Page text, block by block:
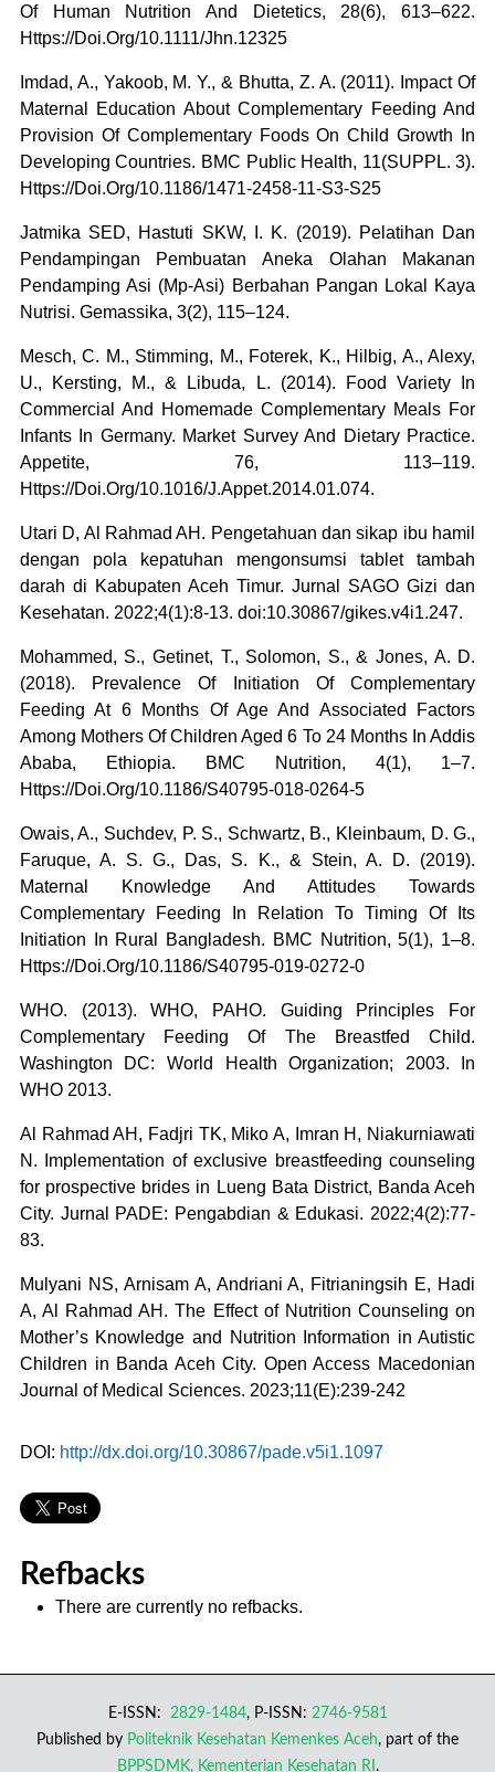
Of Human Nutrition And Dietetics, 28(6), 613–622.
Https://Doi.Org/10.1111/Jhn.12325
Imdad, A., Yakoob, M. Y., & Bhutta, Z. A. (2011). Impact Of
Maternal Education About Complementary Feeding And
Provision Of Complementary Foods On Child Growth In
Developing Countries. BMC Public Health, 11(SUPPL. 3).
Https://Doi.Org/10.1186/1471-2458-11-S3-S25
Jatmika SED, Hastuti SKW, I. K. (2019). Pelatihan Dan
Pendampingan Pembuatan Aneka Olahan Makanan
Pendamping Asi (Mp-Asi) Berbahan Pangan Lokal Kaya
Nutrisi. Gemassika, 3(2), 115–124.
Mesch, C. M., Stimming, M., Foterek, K., Hilbig, A., Alexy,
U., Kersting, M., & Libuda, L. (2014). Food Variety In
Commercial And Homemade Complementary Meals For
Infants In Germany. Market Survey And Dietary Practice.
Appetite, 76, 113–119.
Https://Doi.Org/10.1016/J.Appet.2014.01.074.
Utari D, Al Rahmad AH. Pengetahuan dan sikap ibu hamil
dengan pola kepatuhan mengonsumsi tablet tambah
darah di Kabupaten Aceh Timur. Jurnal SAGO Gizi dan
Kesehatan. 2022;4(1):8-13. doi:10.30867/gikes.v4i1.247.
Mohammed, S., Getinet, T., Solomon, S., & Jones, A. D.
(2018). Prevalence Of Initiation Of Complementary
Feeding At 6 Months Of Age And Associated Factors
Among Mothers Of Children Aged 6 To 24 Months In Addis
Ababa, Ethiopia. BMC Nutrition, 4(1), 1–7.
Https://Doi.Org/10.1186/S40795-018-0264-5
Owais, A., Suchdev, P. S., Schwartz, B., Kleinbaum, D. G.,
Faruque, A. S. G., Das, S. K., & Stein, A. D. (2019).
Maternal Knowledge And Attitudes Towards
Complementary Feeding In Relation To Timing Of Its
Initiation In Rural Bangladesh. BMC Nutrition, 5(1), 1–8.
Https://Doi.Org/10.1186/S40795-019-0272-0
WHO. (2013). WHO, PAHO. Guiding Principles For
Complementary Feeding Of The Breastfed Child.
Washington DC: World Health Organization; 2003. In
WHO 2013.
Al Rahmad AH, Fadjri TK, Miko A, Imran H, Niakurniawati
N. Implementation of exclusive breastfeeding counseling
for prospective brides in Lueng Bata District, Banda Aceh
City. Jurnal PADE: Pengabdian & Edukasi. 2022;4(2):77-
83.
Mulyani NS, Arnisam A, Andriani A, Fitrianingsih E, Hadi
A, Al Rahmad AH. The Effect of Nutrition Counseling on
Mother’s Knowledge and Nutrition Information in Autistic
Children in Banda Aceh City. Open Access Macedonian
Journal of Medical Sciences. 2023;11(E):239-242
DOI: http://dx.doi.org/10.30867/pade.v5i1.1097
Refbacks
There are currently no refbacks.
E-ISSN: 2829-1484, P-ISSN: 2746-9581
Published by Politeknik Kesehatan Kemenkes Aceh, part of the
BPPSDMK, Kementerian Kesehatan RI .